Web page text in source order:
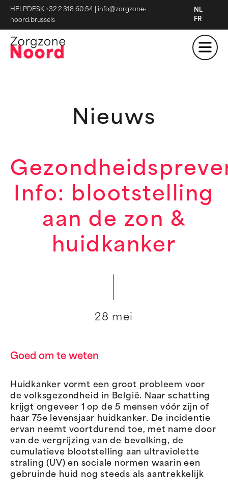
HELPDESK +32 2 318 60 54
info@zorgzone-
noord.brussels
NL
FR
Nieuws
Info: blootstelling
aan de zon &
huidkanker
28 mei
Goed om te weten
Huidkanker vormt een groot probleem voor
de volksgezondheid in België. Naar schatting
krijgt ongeveer 1 op de 5 mensen vóór zijn of
haar 75e levensjaar huidkanker. De incidentie
ervan neemt voortdurend toe, met name door
van de vergrijzing van de bevolking, de
cumulatieve blootstelling aan ultraviolette
straling (UV) en sociale normen waarin een
gebruinde huid nog steeds als aantrekkelijk